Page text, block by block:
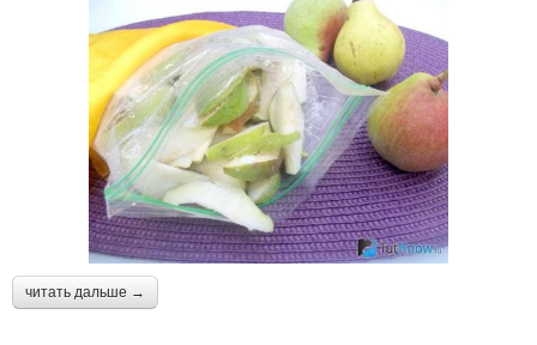
читать дальше →